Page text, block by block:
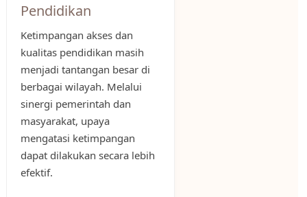
Pendidikan
Ketimpangan akses dan
kualitas pendidikan masih
menjadi tantangan besar di
berbagai wilayah. Melalui
sinergi pemerintah dan
masyarakat, upaya
mengatasi ketimpangan
dapat dilakukan secara lebih
efektif.